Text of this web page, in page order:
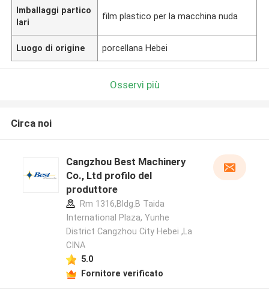
Imballaggi partico
lari
film plastico per la macchina nuda
Luogo di origine porcellana Hebei
Osservi più
Circa noi
Cangzhou Best Machinery
Co., Ltd profilo del
produttore
Rm 1316,Bldg.B Taida
International Plaza, Yunhe
District Cangzhou City Hebei ,La
CINA
5.0
Fornitore verificato